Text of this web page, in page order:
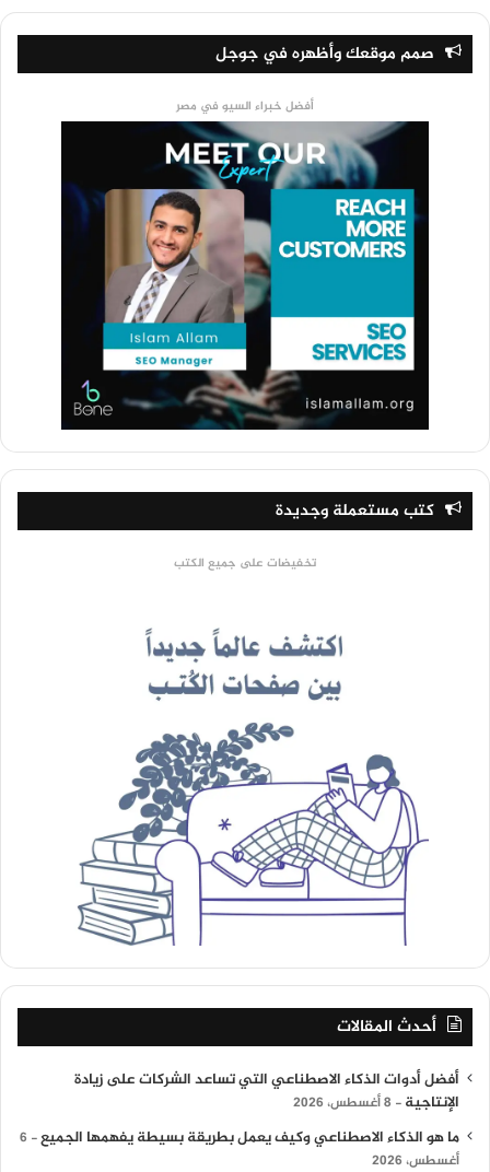
صمم موقعك وأظهره في جوجل
أفضل خبراء السيو في مصر
كتب مستعملة وجديدة
تخفيضات على جميع الكتب
أحدث المقالات
أفضل أدوات الذكاء الاصطناعي التي تساعد الشركات على زيادة
الإنتاجية
8 أغسطس، 2026
ما هو الذكاء الاصطناعي وكيف يعمل بطريقة بسيطة يفهمها الجميع
6
أغسطس، 2026